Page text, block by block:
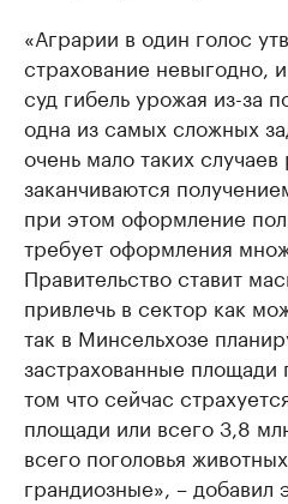
«Аграрии в один голос
страхование невыгодно,
суд гибель урожая из-за
одна из самых сложных
очень мало таких случаев
заканчиваются
при этом оформление
требует оформления
Правительство ставит
привлечь в сектор как
так в Минсельхозе
застрахованные
том что сейчас
площади или всего 3,8
всего поголовья
грандиозные», – добавил